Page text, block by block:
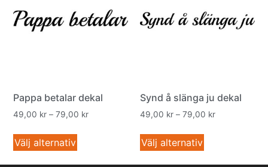
Pappa betalar dekal
49,00 kr – 79,00 kr
Välj alternativ
Synd å slänga ju dekal
49,00 kr – 79,00 kr
Välj alternativ